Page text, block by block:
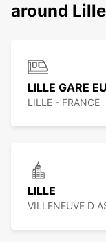
around Lille
LILLE GARE
LILLE - FRANCE
LILLE
VILLENEUVE D